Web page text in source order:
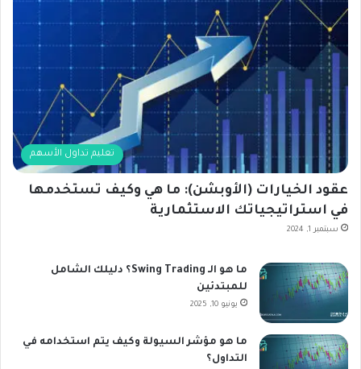
تعليم تداول الأسهم
عقود الخيارات (الأوبشن): ما هي وكيف تستخدمها
في استراتيجياتك الاستثمارية
سبتمبر 1, 2024
ما هو الـ Swing Trading؟ دليلك الشامل
للمبتدئين
يونيو 10, 2025
ما هو مؤشر السيولة وكيف يتم استخدامه في
التداول؟